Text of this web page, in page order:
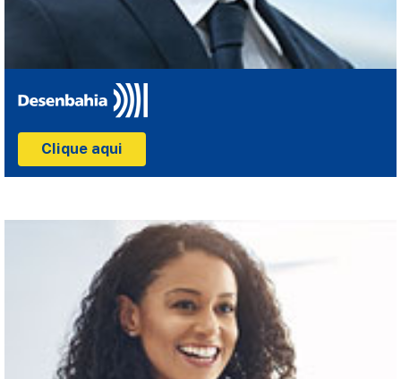
Clique aqui